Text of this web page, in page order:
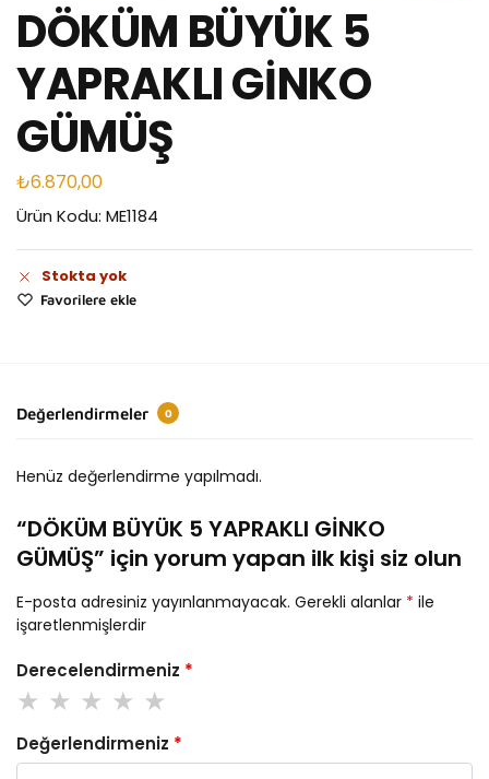
DÖKÜM BÜYÜK 5
YAPRAKLI GİNKO
GÜMÜŞ
₺6.870,00
Ürün Kodu: ME1184
Stokta yok
Favorilere ekle
Değerlendirmeler 0
Henüz değerlendirme yapılmadı.
“DÖKÜM BÜYÜK 5 YAPRAKLI GİNKO
GÜMÜŞ” için yorum yapan ilk kişi siz olun
E-posta adresiniz yayınlanmayacak. Gerekli alanlar * ile
işaretlenmişlerdir
Derecelendirmeniz *
Değerlendirmeniz *